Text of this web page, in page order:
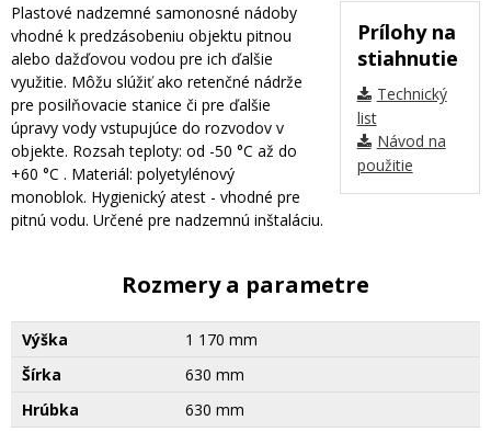
Prílohy na
stiahnutie
Technický
list
Návod na
použitie
Plastové nadzemné samonosné nádoby
vhodné k predzásobeniu objektu pitnou
alebo dažďovou vodou pre ich ďalšie
využitie. Môžu slúžiť ako retenčné nádrže
pre posilňovacie stanice či pre ďalšie
úpravy vody vstupujúce do rozvodov v
objekte. Rozsah teploty: od -50 °C až do
+60 °C . Materiál: polyetylénový
monoblok. Hygienický atest - vhodné pre
pitnú vodu. Určené pre nadzemnú inštaláciu.
Rozmery a parametre
Výška
1 170 mm
Šírka
630 mm
Hrúbka
630 mm